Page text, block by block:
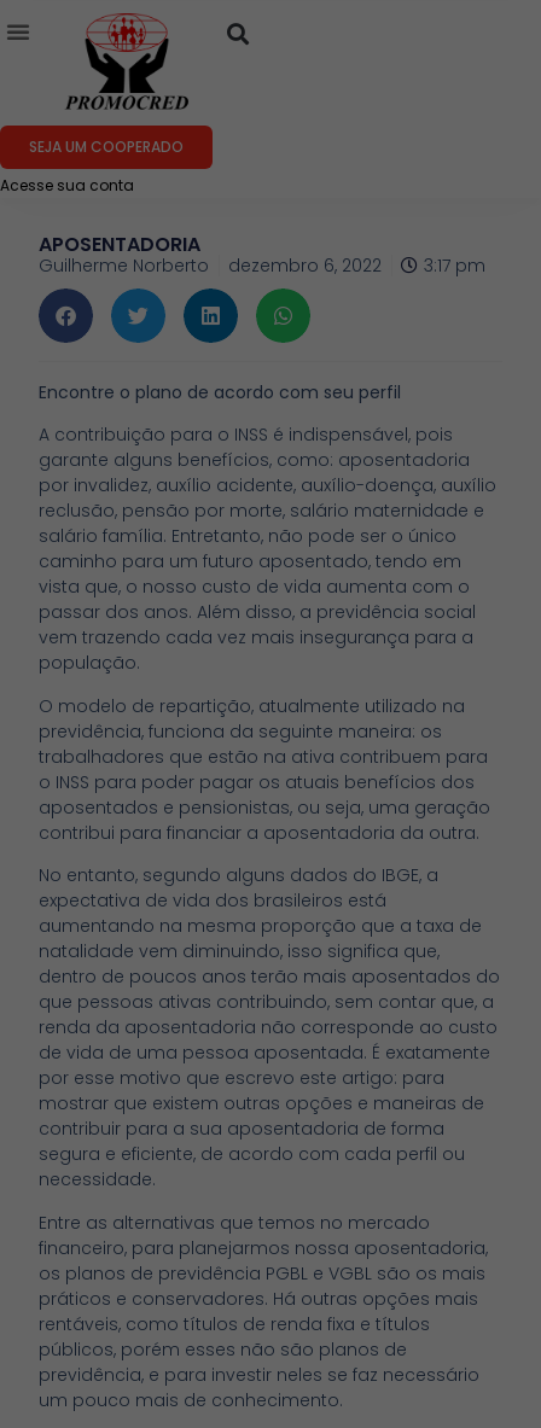
Acesse sua conta
SEJA UM COOPERADO
APOSENTADORIA
Guilherme Norberto dezembro 6, 2022 3:17 pm
Encontre o plano de acordo com seu perfil
A contribuição para o INSS é indispensável, pois
garante alguns benefícios, como: aposentadoria
por invalidez, auxílio acidente, auxílio-doença, auxílio
reclusão, pensão por morte, salário maternidade e
salário família. Entretanto, não pode ser o único
caminho para um futuro aposentado, tendo em
vista que, o nosso custo de vida aumenta com o
passar dos anos. Além disso, a previdência social
vem trazendo cada vez mais insegurança para a
população.
O modelo de repartição, atualmente utilizado na
previdência, funciona da seguinte maneira: os
trabalhadores que estão na ativa contribuem para
o INSS para poder pagar os atuais benefícios dos
aposentados e pensionistas, ou seja, uma geração
contribui para financiar a aposentadoria da outra.
No entanto, segundo alguns dados do IBGE, a
expectativa de vida dos brasileiros está
aumentando na mesma proporção que a taxa de
natalidade vem diminuindo, isso significa que,
dentro de poucos anos terão mais aposentados do
que pessoas ativas contribuindo, sem contar que, a
renda da aposentadoria não corresponde ao custo
de vida de uma pessoa aposentada. É exatamente
por esse motivo que escrevo este artigo: para
mostrar que existem outras opções e maneiras de
contribuir para a sua aposentadoria de forma
segura e eficiente, de acordo com cada perfil ou
necessidade.
Entre as alternativas que temos no mercado
financeiro, para planejarmos nossa aposentadoria,
os planos de previdência PGBL e VGBL são os mais
práticos e conservadores. Há outras opções mais
rentáveis, como títulos de renda fixa e títulos
públicos, porém esses não são planos de
previdência, e para investir neles se faz necessário
um pouco mais de conhecimento.